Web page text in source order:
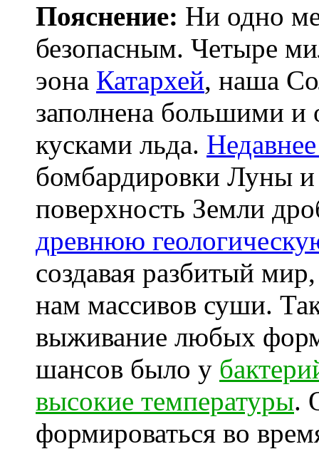
Пояснение: Ни одно
безопасным. Четыре
эона Катархей, наша
заполнена большими
кусками льда.
бомбардировки Луны и
поверхность Земли
древнюю
создавая разбитый
нам массивов суши.
выживание любых
шансов было у
высокие температуры.
формироваться во